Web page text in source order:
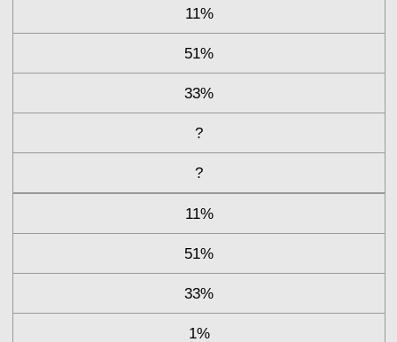
11%
51%
33%
?
?
11%
51%
33%
1%